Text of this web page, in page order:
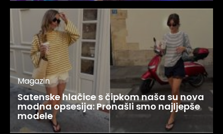
Magazin
Satenske hlačice s čipkom naša su nova
modna opsesija: Pronašli smo najljepše
modele